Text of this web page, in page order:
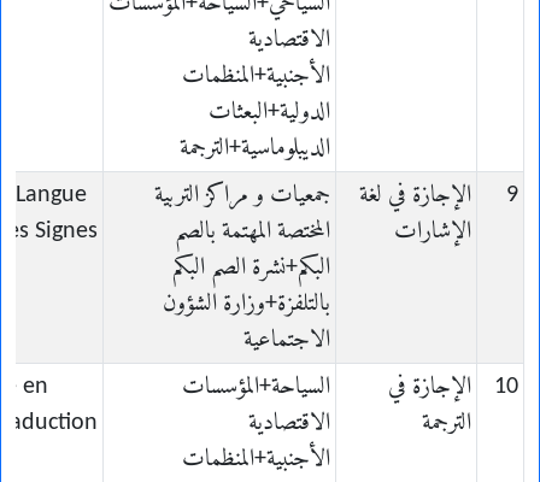
الاقتصادية
الأجنبية+المنظمات
الدولية+البعثات
الديبلوماسية+الترجمة
9
الإجازة في لغة
الإشارات
جمعيات و مراكز التربية
المختصة المهتمة بالصم
البكم+نشرة الصم البكم
بالتلفزة+وزارة الشؤون
الاجتماعية
Langue
Signes
10
الإجازة في
الترجمة
السياحة+المؤسسات
الاقتصادية
الأجنبية+المنظمات
en